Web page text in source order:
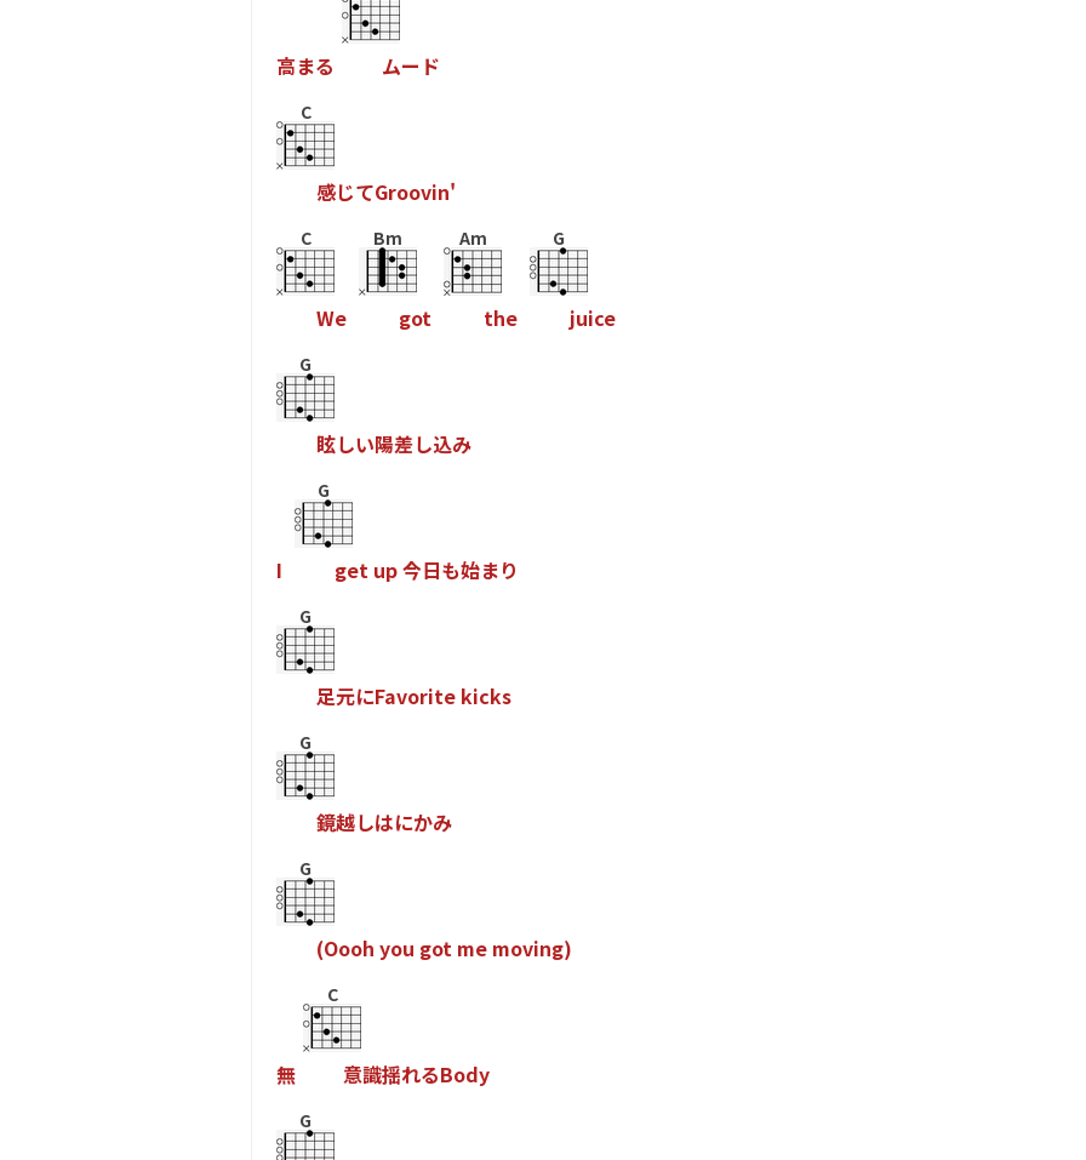
高まる ムー ド
C
感じてGroovin'
C
We
Bm
got
Am
the
G
juice
G
眩しい陽差し込み
I
G
get up今日も始まり
G
足元にFavorite kicks
G
鏡越しはにかみ
G
(Oooh you got me moving)
無
C
意識揺れるBody
G